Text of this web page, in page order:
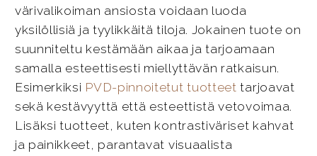
värivalikoiman ansiosta voidaan luoda
yksilöllisiä ja tyylikkäitä tiloja. Jokainen tuote on
suunniteltu kestämään aikaa ja tarjoamaan
samalla esteettisesti miellyttävän ratkaisun.
Esimerkiksi PVD-pinnoitetut tuotteet tarjoavat
sekä kestävyyttä että esteettistä vetovoimaa.
Lisäksi tuotteet, kuten kontrastiväriset kahvat
ja painikkeet, parantavat visuaalista